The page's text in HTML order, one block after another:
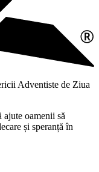
Adventiste de Ziua
ajute oamenii să
și speranță în